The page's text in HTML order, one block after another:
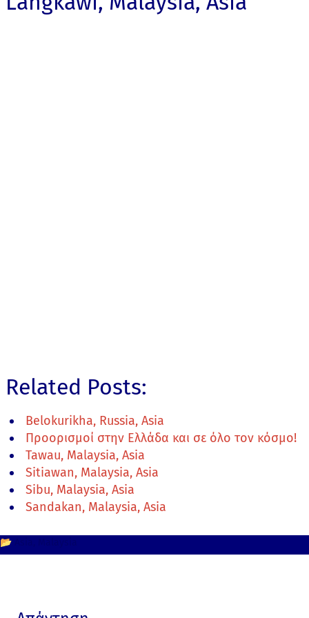
Related Posts:
Belokurikha, Russia, Asia
Προορισμοί στην Ελλάδα και σε όλο τον κόσμο!
Tawau, Malaysia, Asia
Sitiawan, Malaysia, Asia
Sibu, Malaysia, Asia
Sandakan, Malaysia, Asia
📂